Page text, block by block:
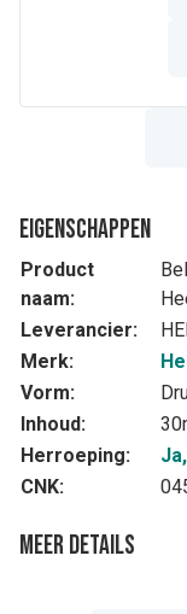
Eigenschappen
Product
naam:
Leverancier:
Merk:
Vorm:
Inhoud:
Herroeping:
CNK:
Meer details